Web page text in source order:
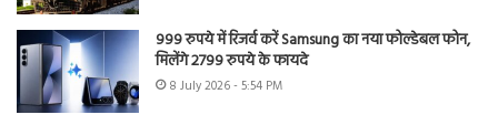
999 रुपये में रिजर्व करें Samsung का नया फोल्डेबल फोन,
मिलेंगे 2799 रुपये के फायदे
8 July 2026 - 5:54 PM